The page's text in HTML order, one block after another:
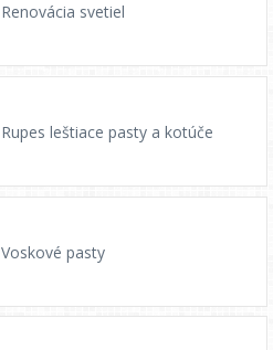
Renovácia svetiel
Rupes leštiace pasty a kotúče
Voskové pasty